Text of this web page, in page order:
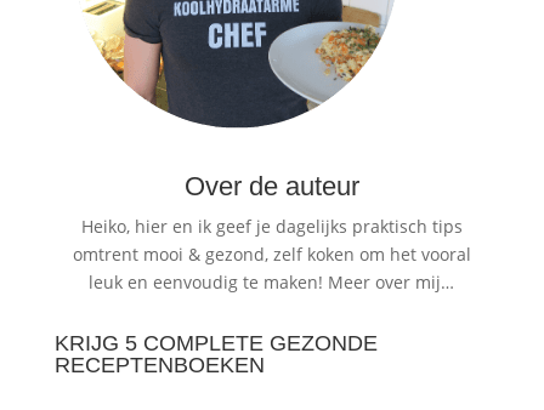
Over de auteur
Heiko, hier en ik geef je dagelijks praktisch tips
omtrent mooi & gezond, zelf koken om het vooral
leuk en eenvoudig te maken! Meer over mij…
KRIJG 5 COMPLETE GEZONDE
RECEPTENBOEKEN